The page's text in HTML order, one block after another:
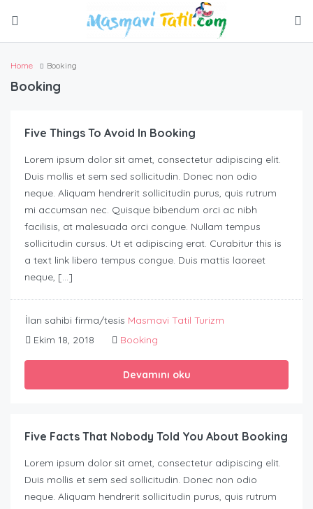
Home Booking
Booking
Five Things To Avoid In Booking
Lorem ipsum dolor sit amet, consectetur adipiscing elit.
Duis mollis et sem sed sollicitudin. Donec non odio
neque. Aliquam hendrerit sollicitudin purus, quis rutrum
mi accumsan nec. Quisque bibendum orci ac nibh
facilisis, at malesuada orci congue. Nullam tempus
sollicitudin cursus. Ut et adipiscing erat. Curabitur this is
a text link libero tempus congue. Duis mattis laoreet
neque, […]
İlan sahibi firma/tesis Masmavi Tatil Turizm
Ekim 18, 2018
Booking
Devamını oku
Five Facts That Nobody Told You About Booking
Lorem ipsum dolor sit amet, consectetur adipiscing elit.
Duis mollis et sem sed sollicitudin. Donec non odio
neque. Aliquam hendrerit sollicitudin purus, quis rutrum